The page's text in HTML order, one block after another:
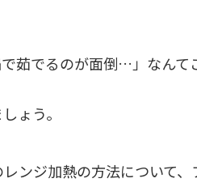
茹でるのが面倒…」なんて
ょう。
ンジ加熱の方法について、